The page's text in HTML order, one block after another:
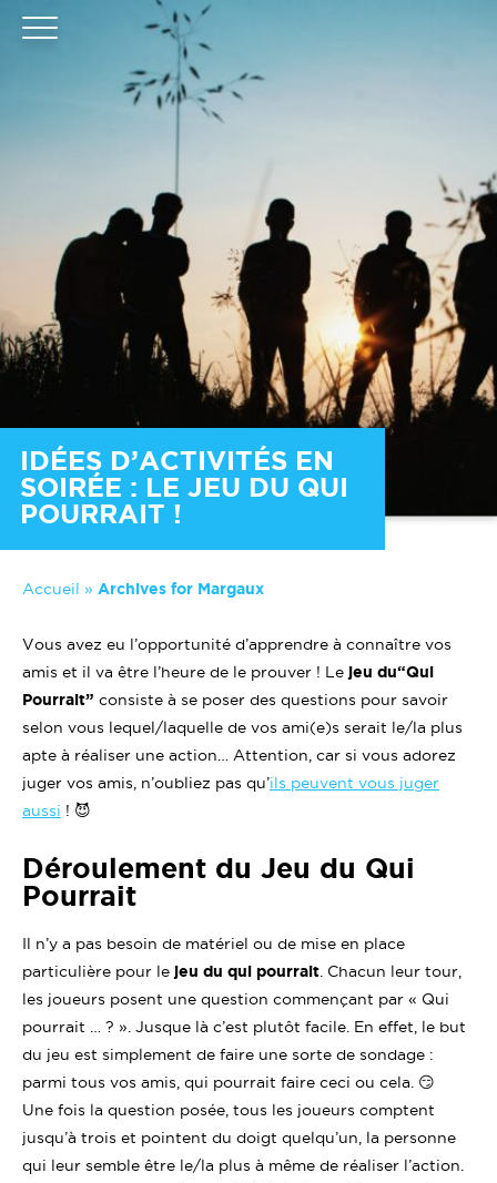
IDÉES D’ACTIVITÉS EN
SOIRÉE : LE JEU DU QUI
POURRAIT !
Accueil » Archives for Margaux
Vous avez eu l’opportunité d’apprendre à connaître vos
amis et il va être l’heure de le prouver ! Le jeu du“Qui
Pourrait” consiste à se poser des questions pour savoir
selon vous lequel/laquelle de vos ami(e)s serait le/la plus
apte à réaliser une action… Attention, car si vous adorez
juger vos amis, n’oubliez pas qu’ils peuvent vous juger
aussi ! 😈
Déroulement du Jeu du Qui
Pourrait
Il n’y a pas besoin de matériel ou de mise en place
particulière pour le jeu du qui pourrait . Chacun leur tour,
les joueurs posent une question commençant par « Qui
pourrait … ? ». Jusque là c’est plutôt facile. En effet, le but
du jeu est simplement de faire une sorte de sondage :
parmi tous vos amis, qui pourrait faire ceci ou cela. 😏
Une fois la question posée, tous les joueurs comptent
jusqu’à trois et pointent du doigt quelqu’un, la personne
qui leur semble être le/la plus à même de réaliser l’action.